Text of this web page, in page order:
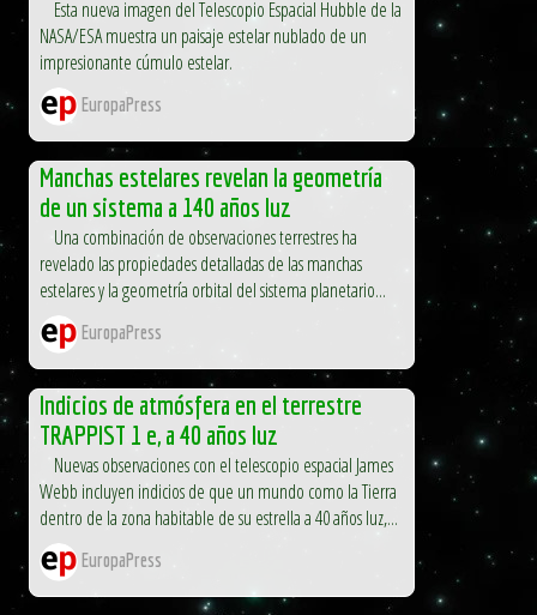
Esta nueva imagen del Telescopio Espacial Hubble de la
NASA/ESA muestra un paisaje estelar nublado de un
impresionante cúmulo estelar.
EuropaPress
Manchas estelares revelan la geometría
de un sistema a 140 años luz
Una combinación de observaciones terrestres ha
revelado las propiedades detalladas de las manchas
estelares y la geometría orbital del sistema planetario...
EuropaPress
Indicios de atmósfera en el terrestre
TRAPPIST 1 e, a 40 años luz
Nuevas observaciones con el telescopio espacial James
Webb incluyen indicios de que un mundo como la Tierra
dentro de la zona habitable de su estrella a 40 años luz,...
EuropaPress